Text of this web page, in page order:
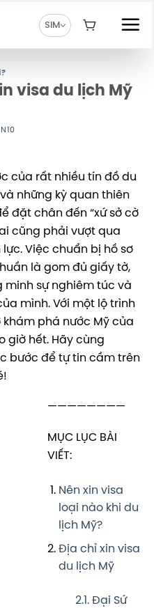
SIM
visa du lịch Mỹ
của rất nhiều tín đồ du
những kỳ quan thiên
đặt chân đến “xứ sở cờ
cũng phải vượt qua
lực. Việc chuẩn bị hồ sơ
là gom đủ giấy tờ,
sự nghiêm túc và
mình. Với một lộ trình
phá nước Mỹ của
giờ hết. Hãy cùng
bước để tự tin cầm trên
————————
MỤC LỤC BÀI
VIẾT:
Nên xin visa
loại nào khi du
lịch Mỹ?
Địa chỉ xin visa
du lịch Mỹ
2.1. Đại Sứ